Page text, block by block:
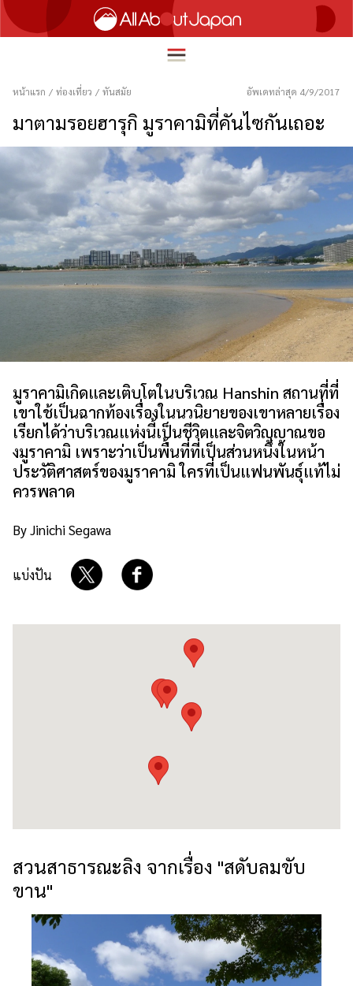
简体中文
繁體中文
ภาษาไทย
한국어
日本語
HOME
ท่องเที่ยว
อาหาร
ความบันเทิง
นวัตกรรม
ชีวิตในญี่ปุ่น
นโยบายเว็บไซต์
หน้าแรก / ท่องเที่ยว / ทันสมัย อัพเดทล่าสุด 4/9/2017
มาตามรอยฮารุกิ มูราคามิที่คันไซกันเถอะ
มูราคามิเกิดและเติบโตในบริเวณ Hanshin สถานที่ที่
เขาใช้เป็นฉากท้องเรื่องในนวนิยายของเขาหลายเรื่อง
เรียกได้ว่าบริเวณแห่งนี้เป็นชีวิตและจิตวิญญาณขอ
งมูราคามิ เพราะว่าเป็นพื้นที่ที่เป็นส่วนหนึ่งในหน้า
ประวัติศาสตร์ของมูราคามิ ใครที่เป็นแฟนพันธุ์แท้ไม่
ควรพลาด
By Jinichi Segawa
แบ่งปัน
สวนสาธารณะลิง จากเรื่อง "สดับลมขับ
ขาน"